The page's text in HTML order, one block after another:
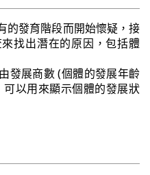
的發育階段而開始懷疑，接
找出潛在的原因，包括體
發展商數 (個體的發展年齡
以用來顯示個體的發展狀